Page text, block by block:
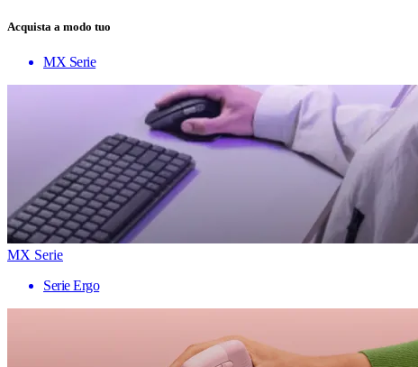
Acquista a modo tuo
MX Serie
MX Serie
Serie Ergo